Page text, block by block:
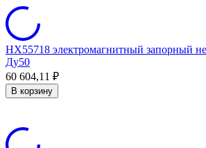
HX55718 электромагнитный запорный
Ду50
60 604,11 ₽
В корзину